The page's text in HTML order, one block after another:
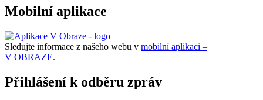
Mobilní aplikace
Sledujte informace z našeho webu v mobilní aplikaci –
V OBRAZE.
Přihlášení k odběru zpráv